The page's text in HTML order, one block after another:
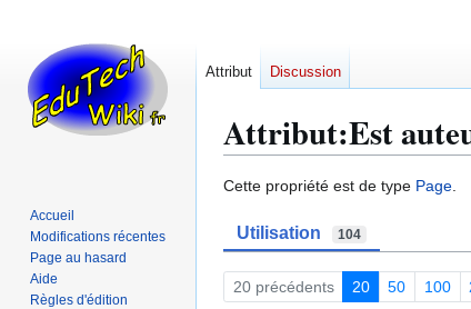
Attribut:Est
Aller
navigation
Aller
recherche
Cette propriété est de type Page.
Utilisation 104
20 précédents 20 50 100
Attribut Discussion
Accueil
Modifications récentes
Page au hasard
Aide
Règles d'édition